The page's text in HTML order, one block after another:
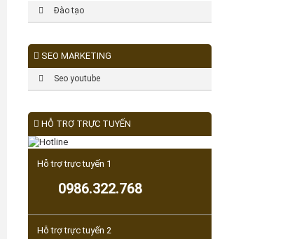
Đào tạo
SEO MARKETING
Seo youtube
HỖ TRỢ TRỰC TUYẾN
Hỗ trợ trực tuyến 1
0986.322.768
Hỗ trợ trực tuyến 2